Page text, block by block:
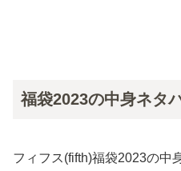
福袋2023の中身ネタ
フィフス(fifth)福袋2023の中